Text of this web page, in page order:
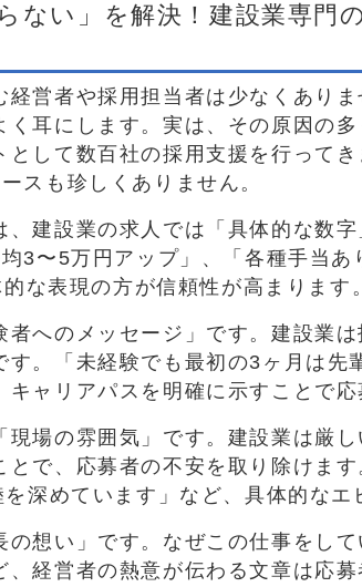
ない」を解決！建設業専門
経営者や採用担当者は少なくあり
く耳にします。実は、その原因の
として数百社の採用支援を行って
スも珍しくありません。
、建設業の求人では「具体的な数
3〜5万円アップ」、「各種手当
な表現の方が信頼性が高まります。
者へのメッセージ」です。建設業
す。「未経験でも最初の3ヶ月は
ャリアパスを明確に示すことで
現場の雰囲気」です。建設業は厳
とで、応募者の不安を取り除けま
深めています」など、具体的なエ
の想い」です。なぜこの仕事をし
、経営者の熱意が伝わる文章は応